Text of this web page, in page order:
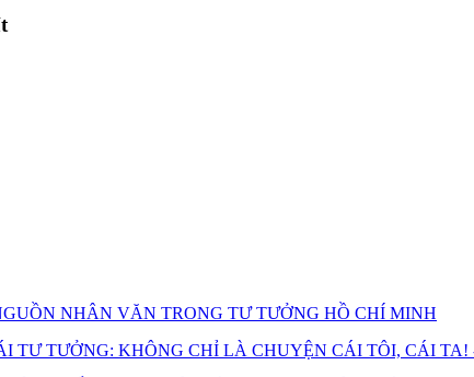
NHÂN VĂN TRONG TƯ TƯỞNG HỒ CHÍ MINH
TƯ TƯỞNG: KHÔNG CHỈ LÀ CHUYỆN CÁI TÔI, CÁI